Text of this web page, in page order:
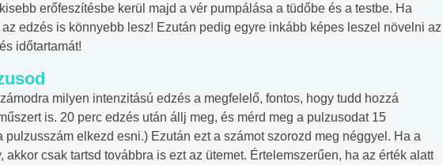
erőfeszítésbe kerül majd a vér pumpálása a tüdőbe és a testbe. Ha
edzés is könnyebb lesz! Ezután pedig egyre inkább képes leszel növelni az
időtartamát!
milyen intenzitású edzés a megfelelő, fontos, hogy tudd hozzá
is. 20 perc edzés után állj meg, és mérd meg a pulzusodat 15
pulzusszám elkezd esni.) Ezután ezt a számot szorozd meg néggyel. Ha a
akkor csak tartsd továbbra is ezt az ütemet. Értelemszerűen, ha az érték alatt